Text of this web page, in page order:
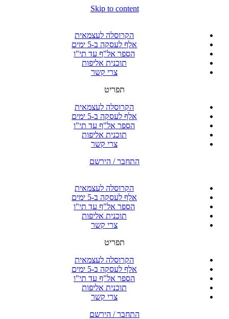
Skip to content
הקרוסלה לעצמאית
אלף לעסקה ב-5 ימים
הספר אל"ף עד תי"ו
תוכנית אליפות
צרי קשר
תפריט
הקרוסלה לעצמאית
אלף לעסקה ב-5 ימים
הספר אל"ף עד תי"ו
תוכנית אליפות
צרי קשר
התחבר / הירשם
הקרוסלה לעצמאית
אלף לעסקה ב-5 ימים
הספר אל"ף עד תי"ו
תוכנית אליפות
צרי קשר
תפריט
הקרוסלה לעצמאית
אלף לעסקה ב-5 ימים
הספר אל"ף עד תי"ו
תוכנית אליפות
צרי קשר
התחבר / הירשם